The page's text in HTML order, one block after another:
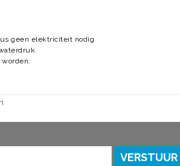
geen elektriciteit nodig
VERSTUUR